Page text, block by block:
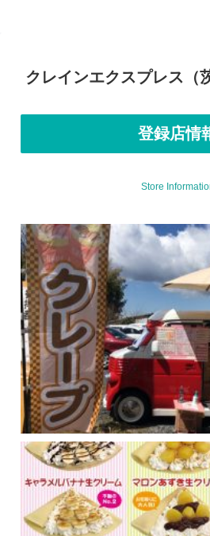
クレインエクスプレス（
登録店情
Store